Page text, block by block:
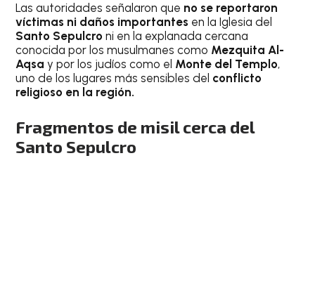
Las autoridades señalaron que no se reportaron
víctimas ni daños importantes en la Iglesia del
Santo Sepulcro ni en la explanada cercana
conocida por los musulmanes como Mezquita Al-
Aqsa y por los judíos como el Monte del Templo,
uno de los lugares más sensibles del conflicto
religioso en la región.
Fragmentos de misil cerca del
Santo Sepulcro